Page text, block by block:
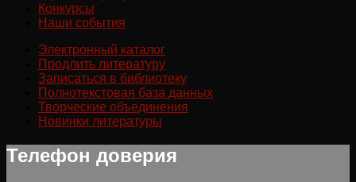
Конкурсы
Наши события
Электронный каталог
Продлить литературу
Записаться в библиотеку
Полнотекстовая база данных
Творческие объединения
Новинки литературы
Телефон доверия